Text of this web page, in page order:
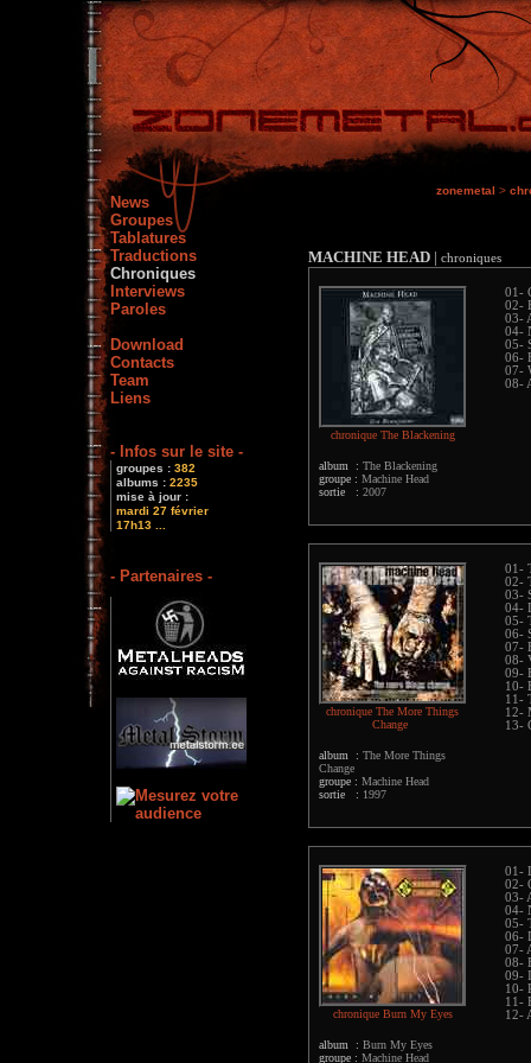
News
Groupes
Tablatures
Traductions
Chroniques
Interviews
Paroles
Download
Contacts
Team
Liens
- Infos sur le site -
groupes : 382
albums : 2235
mise à jour :
mardi 27 février
17h13 ...
- Partenaires -
zonemetal >
MACHINE HEAD | chroniques
chronique The Blackening
album : The Blackening
groupe : Machine Head
sortie : 2007
01-
02-
03-
04-
05-
06-
07-
08-
chronique The More Things
Change
album : The More Things
Change
groupe : Machine Head
sortie : 1997
01-
02-
03-
04-
05-
06-
07-
08-
09-
10-
11-
12-
13-
chronique Burn My Eyes
album : Burn My Eyes
groupe : Machine Head
01-
02-
03-
04-
05-
06-
07-
08-
09-
10-
11-
12-